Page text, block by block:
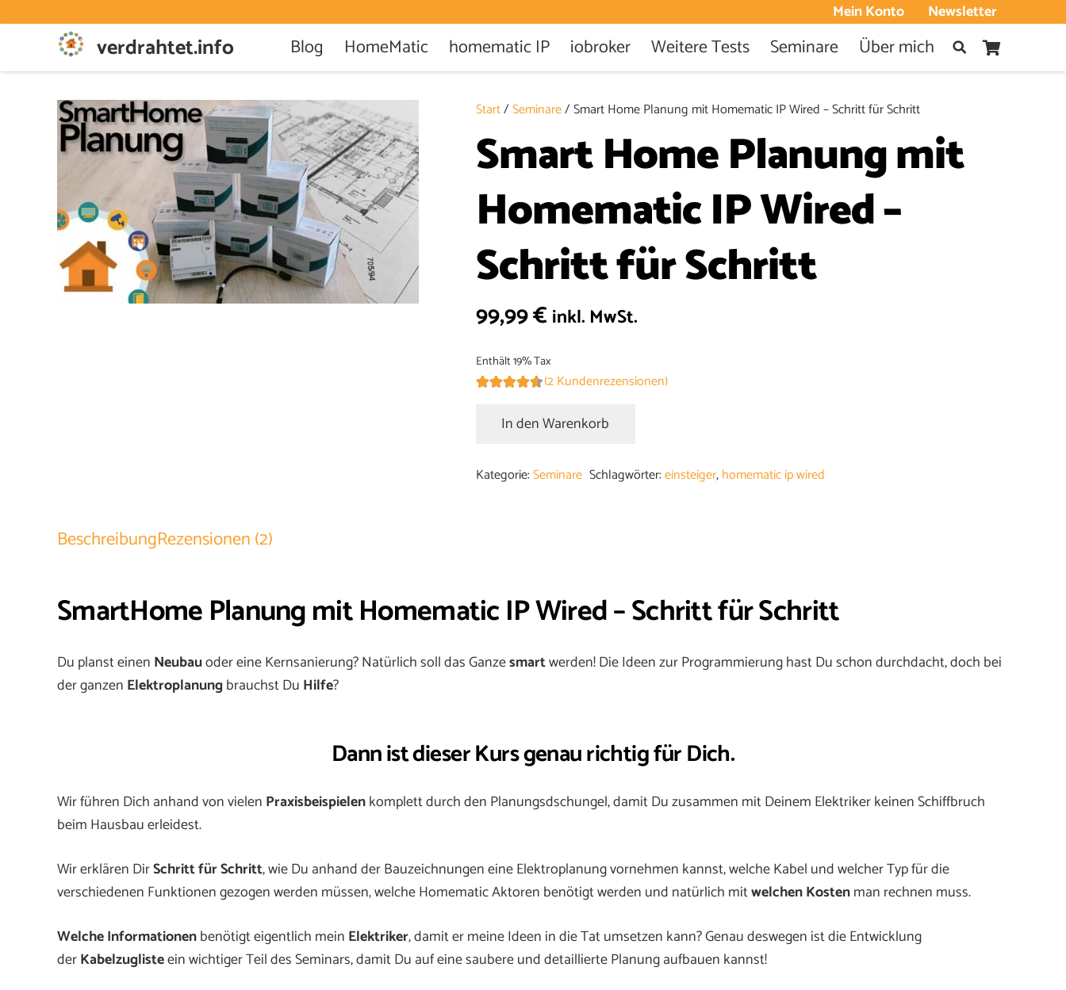
Mein Konto Newsletter
verdrahtet.info Blog HomeMatic homematic IP iobroker Weitere Tests Seminare Über mich
Start/Seminare/ Smart Home Planung mit Homematic IP Wired – Schritt für Schritt
Smart Home Planung mit
Homematic IP Wired –
Schritt für Schritt
99,99€inkl. MwSt.
Enthält 19% Tax
Kundenbewertungen
(2Kundenrezensionen)
Smart
Planung
–
Schritt
Schritt
In den Warenkorb
Kategorie:Seminare Schlagwörter:einsteiger,homematic ip wired
BeschreibungRezensionen (2)
SmartHome Planung mit Homematic IP Wired – Schritt für Schritt
Du planst einen Neubauoder eine Kernsanierung? Natürlich soll das Ganzesmartwerden! Die Ideen zur Programmierung hast Du schon durchdacht, doch bei
der ganzen Elektroplanungbrauchst Du Hilfe?
Dann ist dieser Kurs genau richtig für Dich.
Wir führen Dich anhand von vielen Praxisbeispielenkomplett durch den Planungsdschungel, damit Du zusammen mit Deinem Elektriker keinen Schiffbruch
beim Hausbau erleidest.
Wir erklären DirSchritt für Schritt, wie Du anhand der Bauzeichnungen eine Elektroplanung vornehmen kannst, welche Kabel und welcher Typ für die
verschiedenen Funktionen gezogen werden müssen, welche Homematic Aktoren benötigt werden und natürlich mitwelchen Kostenman rechnen muss.
Welche Informationenbenötigt eigentlich mein Elektriker, damit er meine Ideen in die Tat umsetzen kann? Genau deswegen ist die Entwicklung
derKabelzuglisteein wichtiger Teil des Seminars, damit Du auf eine saubere und detaillierte Planung aufbauen kannst!